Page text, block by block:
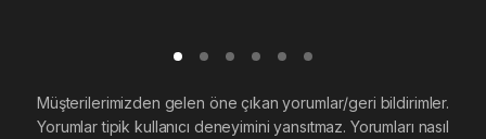
Müşterilerimizden gelen öne çıkan yorumlar/geri bildirimler.
Yorumlar tipik kullanıcı deneyimini yansıtmaz. Yorumları nasıl